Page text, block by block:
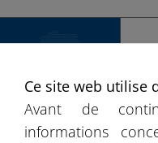
+
FRANCE
Ce site web utilise
Avant de
informations